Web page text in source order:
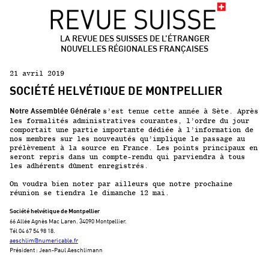
LA REVUE DES SUISSES DE L’ÉTRANGER
NOUVELLES RÉGIONALES FRANÇAISES
21 avril 2019
SOCIÉTÉ HELVÉTIQUE DE MONTPELLIER
Notre Assemblée Générale s’est tenue cette année à Sète. Après
les formalités administratives courantes, l’ordre du jour
comportait une partie importante dédiée à l’information de
nos membres sur les nouveautés qu’implique le passage au
prélèvement à la source en France. Les points principaux en
seront repris dans un compte-rendu qui parviendra à tous
les adhérents dûment enregistrés.
On voudra bien noter par ailleurs que notre prochaine
réunion se tiendra le dimanche 12 mai.
Société helvétique de Montpellier
66 Allée Agnès Mac Laren. 34090 Montpellier.
Tél 04 67 54 98 18.
aeschlim@numericable.fr
Président : Jean-Paul Aeschlimann